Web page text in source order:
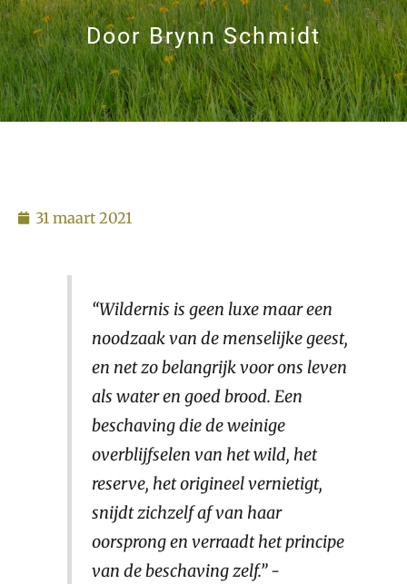
DoorBrynn Schmidt
31 maart 2021
“Wildernis is geen luxe maar een
noodzaak van de menselijke geest,
en net zo belangrijk voor ons leven
als water en goed brood. Een
beschaving die de weinige
overblijfselen van het wild, het
reserve, het origineel vernietigt,
snijdt zichzelf af van haar
oorsprong en verraadt het principe
van de beschaving zelf.” -